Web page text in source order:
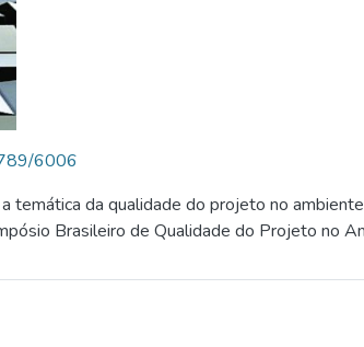
6006
da qualidade do projeto no
Brasileiro de Qualidade do Projeto no